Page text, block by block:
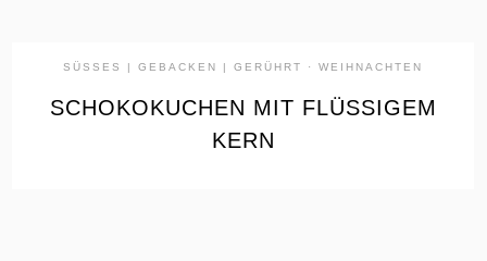
SÜSSES | GEBACKEN | GERÜHRT ·WEIHNACHTEN
SCHOKOKUCHEN MIT FLÜSSIGEM
KERN